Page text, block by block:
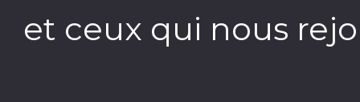
et ceux qui nous